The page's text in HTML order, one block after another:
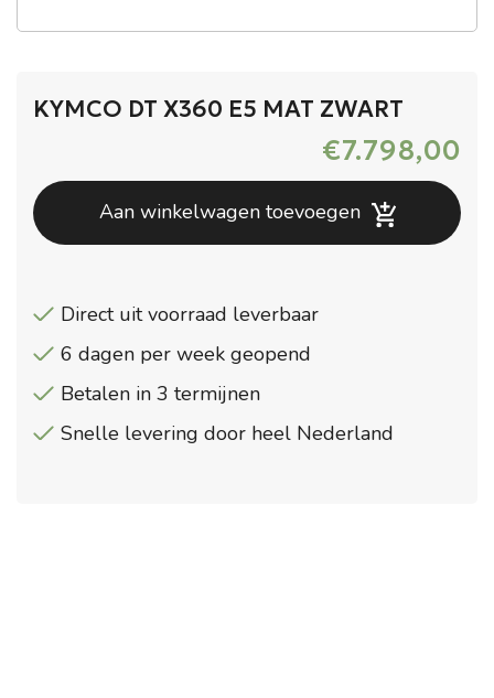
KYMCO DT X360 E5 MAT ZWART
€7.798,00
Aan winkelwagen toevoegen
Direct uit voorraad leverbaar
6 dagen per week geopend
Betalen in 3 termijnen
Snelle levering door heel Nederland